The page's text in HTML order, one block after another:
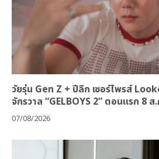
วัยรุ่น Gen Z + ปีลึก เซอร์ไพรส์
จักรวาล “GELBOYS 2” ตอนแรก 8 ส
07/08/2026